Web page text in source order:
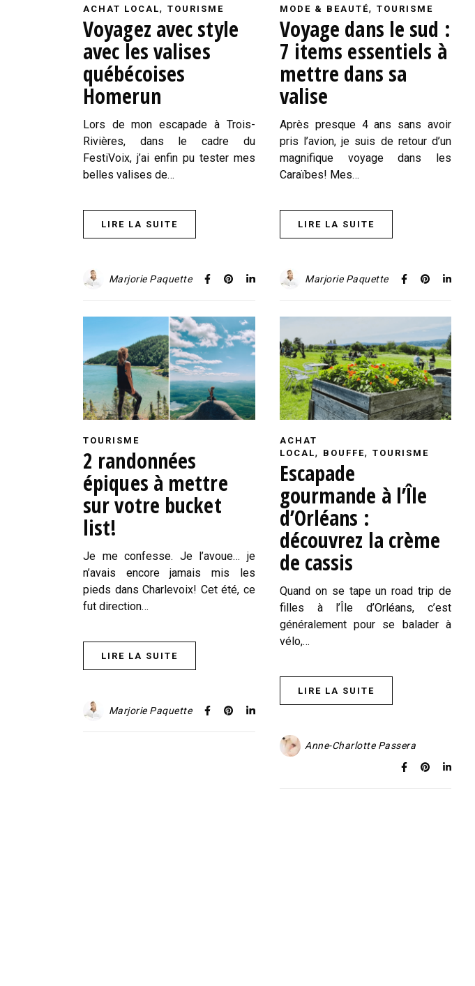
ACHAT LOCAL, TOURISME
Voyagez avec style
avec les valises
québécoises
Homerun
Lors de mon escapade à Trois-
Rivières, dans le cadre du
FestiVoix, j’ai enfin pu tester mes
belles valises de…
LIRE LA SUITE
Marjorie Paquette
MODE & BEAUTÉ, TOURISME
Voyage dans le sud :
7 items essentiels à
mettre dans sa
valise
Après presque 4 ans sans avoir
pris l’avion, je suis de retour d’un
magnifique voyage dans les
Caraïbes! Mes…
LIRE LA SUITE
Marjorie Paquette
TOURISME
2 randonnées
épiques à mettre
sur votre bucket
list!
Je me confesse. Je l’avoue… je
n’avais encore jamais mis les
pieds dans Charlevoix! Cet été, ce
fut direction…
LIRE LA SUITE
Marjorie Paquette
ACHAT
LOCAL, BOUFFE, TOURISME
Escapade
gourmande à l’Île
d’Orléans :
découvrez la crème
de cassis
Quand on se tape un road trip de
filles à l’Île d’Orléans, c’est
généralement pour se balader à
vélo,…
LIRE LA SUITE
Anne-Charlotte Passera